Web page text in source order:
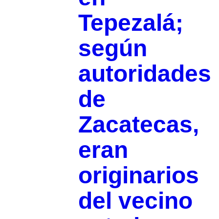
Tepezalá;
según
autoridades
de
Zacatecas,
eran
originarios
del vecino